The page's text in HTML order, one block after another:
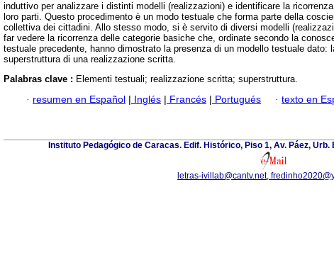
induttivo per analizzare i distinti modelli (realizzazioni) e identificare la
loro parti. Questo procedimento è un modo testuale che forma parte della
collettiva dei cittadini. Allo stesso modo, si è servito di diversi modelli
far vedere la ricorrenza delle categorie basiche che, ordinate secondo la
testuale precedente, hanno dimostrato la presenza di un modello testuale dato:
superstruttura di una realizzazione scritta.
Palabras clave : Elementi testuali; realizzazione scritta; superstruttura.
· resumen en Español | Inglés | Francés | Portugués · texto en
Instituto Pedagógico de Caracas. Edif. Histórico, Piso 1, Av. Páez, Urb.
letras-ivillab@cantv.net,